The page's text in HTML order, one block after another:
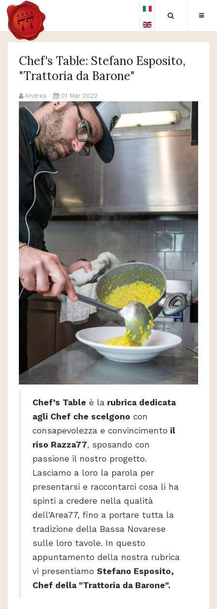
Chef's Table: Stefano Esposito,
"Trattoria da Barone"
Andrea 01 Mar 2022
Chef’s Table è la rubrica dedicata
agli Chef che scelgono con
consapevolezza e convincimento il
riso Razza77, sposando con
passione il nostro progetto.
Lasciamo a loro la parola per
presentarsi e raccontarci cosa li ha
spinti a credere nella qualità
dell'Area77, fino a portare tutta la
tradizione della Bassa Novarese
sulle loro tavole. In questo
appuntamento della nostra rubrica
vi presentiamo Stefano Esposito,
Chef della "Trattoria da Barone".